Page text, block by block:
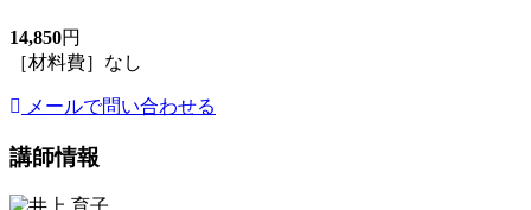
14,850円
［材料費］なし
メールで問い合わせる
講師情報